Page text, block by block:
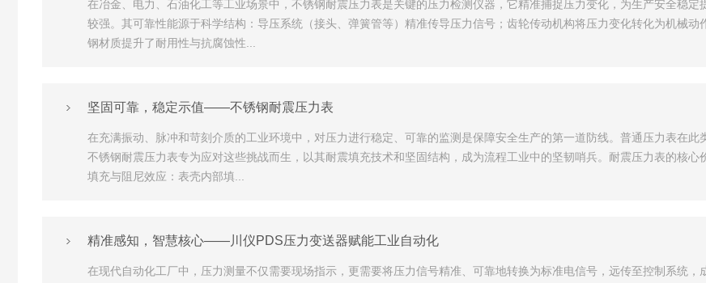
在冶金、电力、石油化工等工业场景中，不锈钢耐震压力表是关键的压力检测仪器，它精准捕捉压力变化，为生产安全稳
较强。其可靠性能源于科学结构：导压系统（接头、弹簧管等）精准传导压力信号；齿轮传动机构将压力变化转化为机械
钢材质提升了耐用性与抗腐蚀性...
坚固可靠，稳定示值——不锈钢耐震压力表
在充满振动、脉冲和苛刻介质的工业环境中，对压力进行稳定、可靠的监测是保障安全生产的第一道防线。普通压力表在此
不锈钢耐震压力表专为应对这些挑战而生，以其耐震填充技术和坚固结构，成为流程工业中的坚韧哨兵。耐震压力表的核
填充与阻尼效应：表壳内部填...
精准感知，智慧核心——川仪PDS压力变送器赋能工业自动化
在现代自动化工厂中，压力测量不仅需要现场指示，更需要将压力信号精准、可靠地转换为标准电信号，远传至控制系统